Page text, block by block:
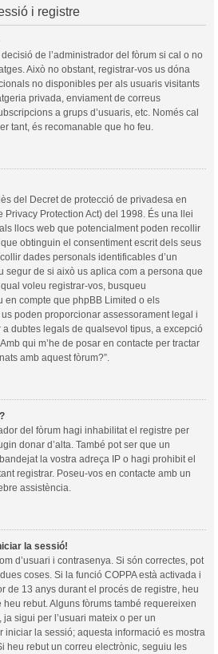
i registre
de l’administrador del fòrum si cal o no
Això no obstant, registrar-vos us dóna
no disponibles per als usuaris visitants
privada, enviament de correus
a grups d’usuaris, etc. Només cal
tant, és recomanable que ho feu.
del Decret de protecció de privadesa en
Privacy Protection Act) del 1998. És una llei
llocs web que potencialment poden recollir
obtinguin el consentiment escrit dels seus
dades personals identificables d’un
segur de si això us aplica com a persona que
voleu registrar-vos, busqueu
en compte que phpBB Limited o els
poden proporcionar assessorament legal i
dubtes legals de qualsevol tipus, a excepció
qui m’he de posar en contacte per tractar
amb aquest fòrum?”.
del fòrum hagi inhabilitat el registre per
donar d’alta. També pot ser que un
la vostra adreça IP o hagi prohibit el
registrar. Poseu-vos en contacte amb un
assistència.
la sessió!
d’usuari i contrasenya. Si són correctes, pot
coses. Si la funció COPPA està activada i
de 13 anys durant el procés de registre, heu
rebut. Alguns fòrums també requereixen
sigui per l’usuari mateix o per un
la sessió; aquesta informació es mostra
heu rebut un correu electrònic, seguiu les